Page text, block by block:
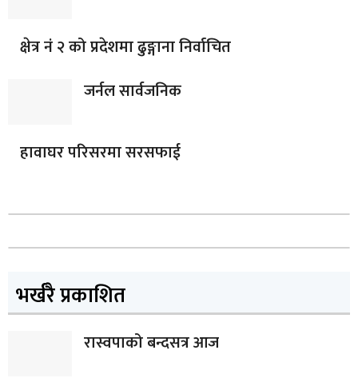
क्षेत्र नं २ को प्रदेशमा ढुङ्गाना निर्वाचित
जर्नल सार्वजनिक
हावाघर परिसरमा सरसफाई
भर्खरै प्रकाशित
रास्वपाको बन्दसत्र आज